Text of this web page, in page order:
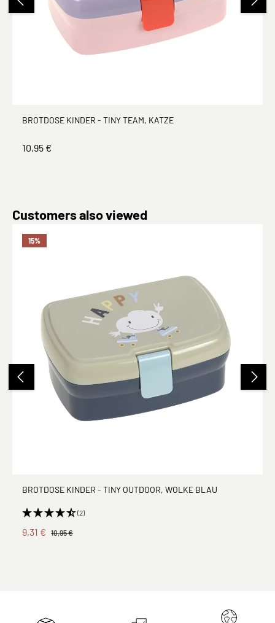
BROTDOSE KINDER - TINY TEAM, KATZE
10,95 €
Produktgalerie überspringen
Customers also viewed
15%
BROTDOSE KINDER - TINY OUTDOOR, WOLKE BLAU
(2)
9,31 € 10,95 €